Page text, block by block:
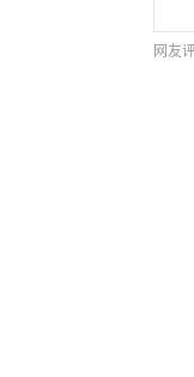
网友